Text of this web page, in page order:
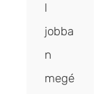
l
jobba
n
megé